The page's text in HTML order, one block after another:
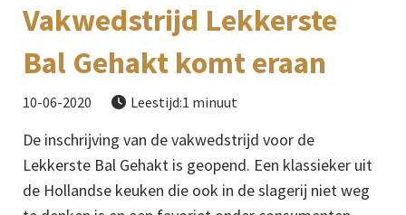
Vakwedstrijd Lekkerste
Bal Gehakt komt eraan
10-06-2020  Leestijd:1 minuut
De inschrijving van de vakwedstrijd voor de
Lekkerste Bal Gehakt is geopend. Een klassieker uit
de Hollandse keuken die ook in de slagerij niet weg